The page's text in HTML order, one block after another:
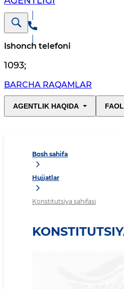
Ishonch telefoni
1093;
BARCHA RAQAMLAR
AGENTLIK HAQIDA
Bosh sahifa
Hujjatlar
Konstitutsiya sahifasi